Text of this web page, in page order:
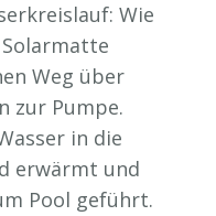
Wie
Weg über
zur Pumpe.
in die
erwärmt und
Pool geführt.